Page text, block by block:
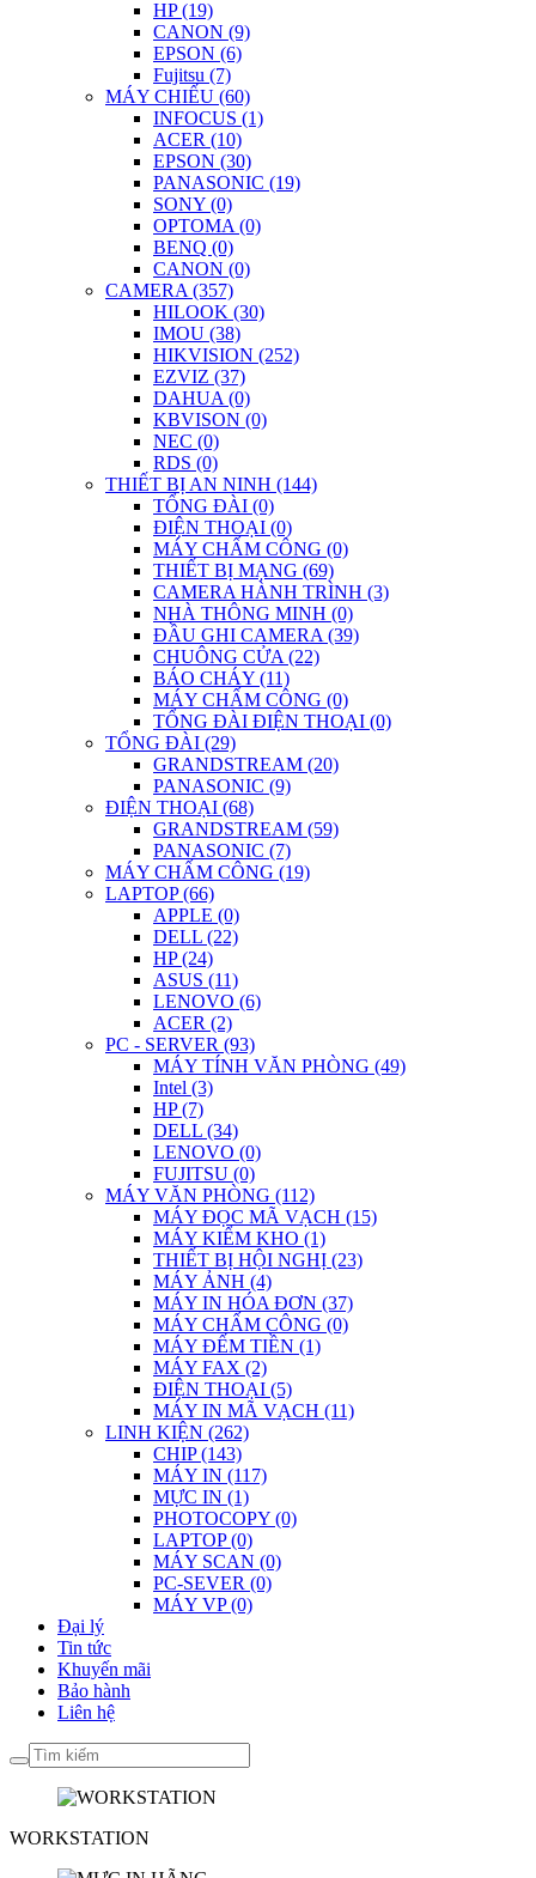
HP (19)
CANON (9)
EPSON (6)
Fujitsu (7)
MÁY CHIẾU (60)
INFOCUS (1)
ACER (10)
EPSON (30)
PANASONIC (19)
SONY (0)
OPTOMA (0)
BENQ (0)
CANON (0)
CAMERA (357)
HILOOK (30)
IMOU (38)
HIKVISION (252)
EZVIZ (37)
DAHUA (0)
KBVISON (0)
NEC (0)
RDS (0)
THIẾT BỊ AN NINH (144)
TỔNG ĐÀI (0)
ĐIỆN THOẠI (0)
MÁY CHẤM CÔNG (0)
THIẾT BỊ MẠNG (69)
CAMERA HÀNH TRÌNH (3)
NHÀ THÔNG MINH (0)
ĐẦU GHI CAMERA (39)
CHUÔNG CỬA (22)
BÁO CHÁY (11)
MÁY CHẤM CÔNG (0)
TỔNG ĐÀI ĐIỆN THOẠI (0)
TỔNG ĐÀI (29)
GRANDSTREAM (20)
PANASONIC (9)
ĐIỆN THOẠI (68)
GRANDSTREAM (59)
PANASONIC (7)
MÁY CHẤM CÔNG (19)
LAPTOP (66)
APPLE (0)
DELL (22)
HP (24)
ASUS (11)
LENOVO (6)
ACER (2)
PC - SERVER (93)
MÁY TÍNH VĂN PHÒNG (49)
Intel (3)
HP (7)
DELL (34)
LENOVO (0)
FUJITSU (0)
MÁY VĂN PHÒNG (112)
MÁY ĐỌC MÃ VẠCH (15)
MÁY KIỂM KHO (1)
THIẾT BỊ HỘI NGHỊ (23)
MÁY ẢNH (4)
MÁY IN HÓA ĐƠN (37)
MÁY CHẤM CÔNG (0)
MÁY ĐẾM TIỀN (1)
MÁY FAX (2)
ĐIỆN THOẠI (5)
MÁY IN MÃ VẠCH (11)
LINH KIỆN (262)
CHIP (143)
MÁY IN (117)
MỰC IN (1)
PHOTOCOPY (0)
LAPTOP (0)
MÁY SCAN (0)
PC-SEVER (0)
MÁY VP (0)
Đại lý
Tin tức
Khuyến mãi
Bảo hành
Liên hệ
WORKSTATION